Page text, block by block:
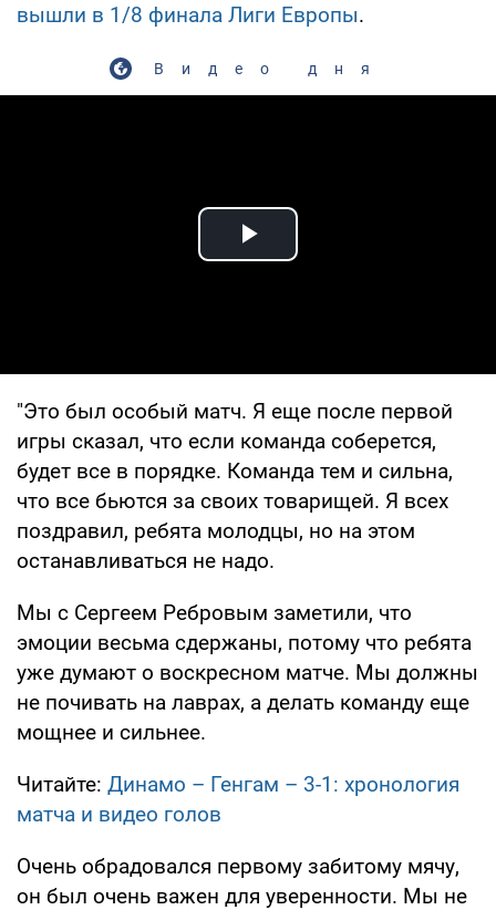
вышли в 1/8 финала Лиги Европы.
Видео дня
Play Video
"Это был особый матч. Я еще после первой
игры сказал, что если команда соберется,
будет все в порядке. Команда тем и сильна,
что все бьются за своих товарищей. Я всех
поздравил, ребята молодцы, но на этом
останавливаться не надо.
Мы с Сергеем Ребровым заметили, что
эмоции весьма сдержаны, потому что ребята
уже думают о воскресном матче. Мы должны
не почивать на лаврах, а делать команду еще
мощнее и сильнее.
Читайте: Динамо – Генгам – 3-1: хронология
матча и видео голов
Очень обрадовался первому забитому мячу,
он был очень важен для уверенности. Мы не